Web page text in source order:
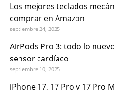
Los mejores teclados
comprar en Amazon
septiembre 24, 2025
AirPods Pro 3: todo lo
sensor cardíaco
septiembre 10, 2025
iPhone 17, 17 Pro y 17 Pro